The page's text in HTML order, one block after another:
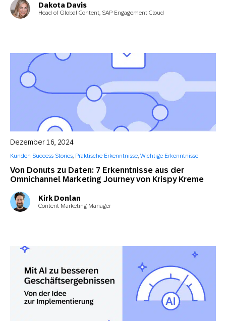
Dakota Davis
Head of Global Content, SAP Engagement Cloud
Von Donuts zu Daten: 7 Erkenntnisse aus der
Omnichannel Marketing Journey von Krispy Kreme
Dezember 16, 2024
Kunden Success Stories, Praktische Erkenntnisse, Wichtige Erkenntnisse
Kirk Donlan
Content Marketing Manager